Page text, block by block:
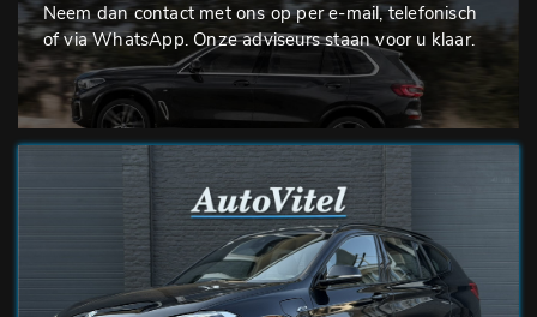
Neem dan contact met ons op per e-mail, telefonisch
of via WhatsApp. Onze adviseurs staan voor u klaar.